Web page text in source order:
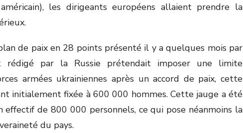
les dirigeants européens allaient prendre la
de paix en 28 points présenté il y a quelques mois par
rédigé par la Russie prétendait imposer une limite
armées ukrainiennes après un accord de paix, cette
initialement fixée à 600 000 hommes. Cette jauge a été
effectif de 800 000 personnels, ce qui pose néanmoins la
du pays.